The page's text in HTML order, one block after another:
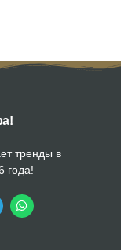
тренды в
года!